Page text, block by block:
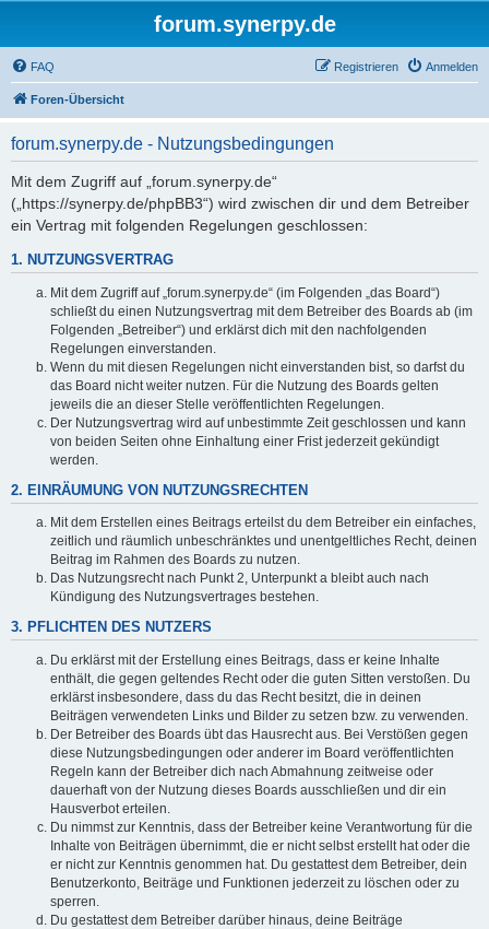
forum.synerpy.de
FAQ Anmelden
Registrieren
Foren-Übersicht
forum.synerpy.de - Nutzungsbedingungen
Mit dem Zugriff auf „forum.synerpy.de“
(„https://synerpy.de/phpBB3“) wird zwischen dir und dem Betreiber
ein Vertrag mit folgenden Regelungen geschlossen:
1. NUTZUNGSVERTRAG
Mit dem Zugriff auf „forum.synerpy.de“ (im Folgenden „das Board“)
schließt du einen Nutzungsvertrag mit dem Betreiber des Boards ab (im
Folgenden „Betreiber“) und erklärst dich mit den nachfolgenden
Regelungen einverstanden.
Wenn du mit diesen Regelungen nicht einverstanden bist, so darfst du
das Board nicht weiter nutzen. Für die Nutzung des Boards gelten
jeweils die an dieser Stelle veröffentlichten Regelungen.
Der Nutzungsvertrag wird auf unbestimmte Zeit geschlossen und kann
von beiden Seiten ohne Einhaltung einer Frist jederzeit gekündigt
werden.
2. EINRÄUMUNG VON NUTZUNGSRECHTEN
Mit dem Erstellen eines Beitrags erteilst du dem Betreiber ein einfaches,
zeitlich und räumlich unbeschränktes und unentgeltliches Recht, deinen
Beitrag im Rahmen des Boards zu nutzen.
Das Nutzungsrecht nach Punkt 2, Unterpunkt a bleibt auch nach
Kündigung des Nutzungsvertrages bestehen.
3. PFLICHTEN DES NUTZERS
Du erklärst mit der Erstellung eines Beitrags, dass er keine Inhalte
enthält, die gegen geltendes Recht oder die guten Sitten verstoßen. Du
erklärst insbesondere, dass du das Recht besitzt, die in deinen
Beiträgen verwendeten Links und Bilder zu setzen bzw. zu verwenden.
Der Betreiber des Boards übt das Hausrecht aus. Bei Verstößen gegen
diese Nutzungsbedingungen oder anderer im Board veröffentlichten
Regeln kann der Betreiber dich nach Abmahnung zeitweise oder
dauerhaft von der Nutzung dieses Boards ausschließen und dir ein
Hausverbot erteilen.
Du nimmst zur Kenntnis, dass der Betreiber keine Verantwortung für die
Inhalte von Beiträgen übernimmt, die er nicht selbst erstellt hat oder die
er nicht zur Kenntnis genommen hat. Du gestattest dem Betreiber, dein
Benutzerkonto, Beiträge und Funktionen jederzeit zu löschen oder zu
sperren.
Du gestattest dem Betreiber darüber hinaus, deine Beiträge